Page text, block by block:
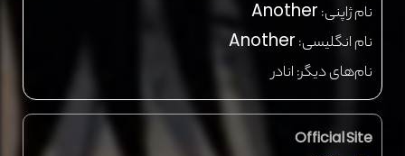
نام ژاپنی:Another
نام انگلیسی:Another
نام‌های دیگر:انادر
Official Site